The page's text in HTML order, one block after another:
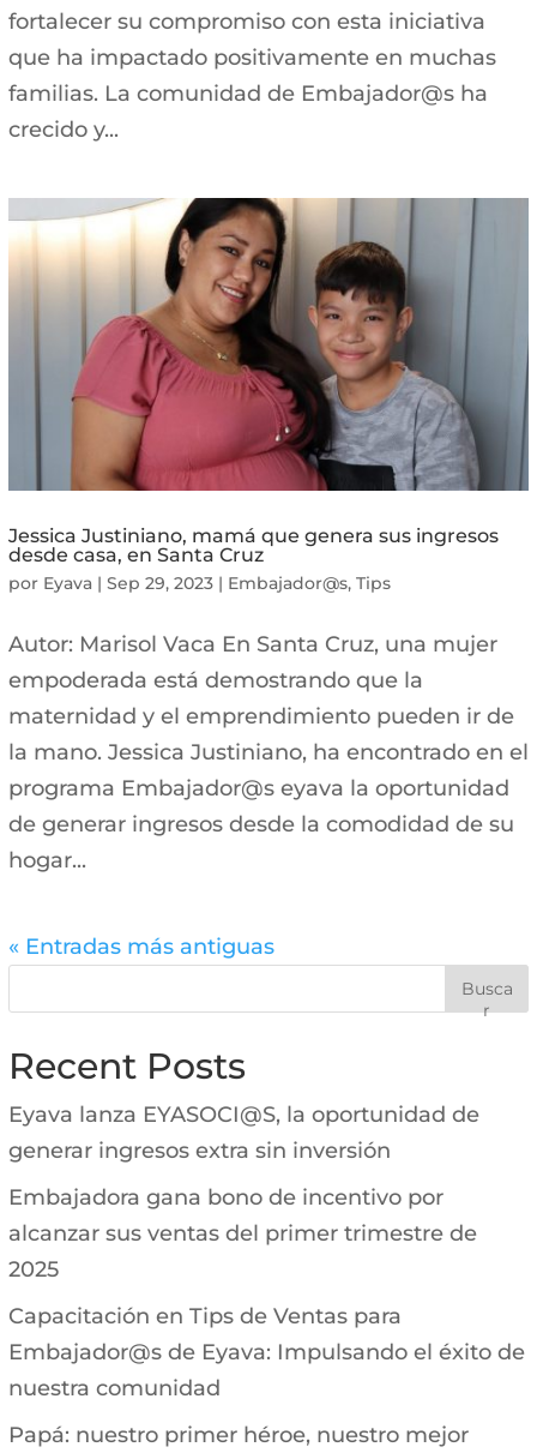
fortalecer su compromiso con esta iniciativa
que ha impactado positivamente en muchas
familias. La comunidad de Embajador@s ha
crecido y...
Jessica Justiniano, mamá que genera sus ingresos
desde casa, en Santa Cruz
por Eyava| Sep 29, 2023| Embajador@s, Tips
Autor: Marisol Vaca En Santa Cruz, una mujer
empoderada está demostrando que la
maternidad y el emprendimiento pueden ir de
la mano. Jessica Justiniano, ha encontrado en el
programa Embajador@s eyava la oportunidad
de generar ingresos desde la comodidad de su
hogar...
« Entradas más antiguas
Busca
r
Recent Posts
Eyava lanza EYASOCI@S, la oportunidad de
generar ingresos extra sin inversión
Embajadora gana bono de incentivo por
alcanzar sus ventas del primer trimestre de
2025
Capacitación en Tips de Ventas para
Embajador@s de Eyava: Impulsando el éxito de
nuestra comunidad
Papá: nuestro primer héroe, nuestro mejor